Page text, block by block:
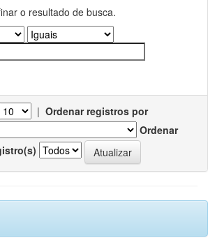
o resultado de busca.
| Ordenar registros por
Ordenar